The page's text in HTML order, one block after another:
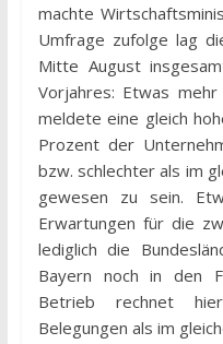
machte
Umfrage zufolge lag
Mitte August
Vorjahres: Etwas
meldete eine gleich
Prozent der
bzw. schlechter als im
gewesen zu sein.
Erwartungen für die
lediglich die
Bayern noch in den
Betrieb rechnet
Belegungen als im